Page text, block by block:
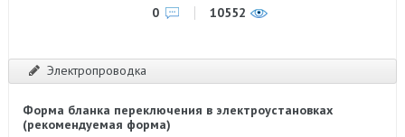
0
10552
Электропроводка
Форма бланка переключения в электроустановках
(рекомендуемая форма)